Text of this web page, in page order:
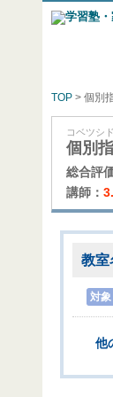
TOP > 個別
コベツシ
個別
総合評
講師：
教室
対象
他